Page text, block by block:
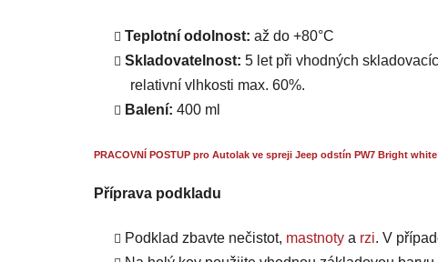
Teplotní odolnost: až do +80°C
Skladovatelnost: 5 let při vhodných
relativní vlhkosti max. 60%.
Balení: 400 ml
PRACOVNÍ POSTUP pro Autolak ve spreji Jeep odstín PW7 Bright white
Příprava podkladu
Podklad zbavte nečistot, mastnoty a rzi. V